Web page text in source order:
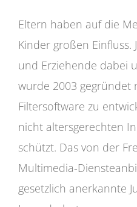
Eltern haben auf die
Kinder großen Einfluss.
und Erziehende dabei
wurde 2003 gegründet
Filtersoftware zu
nicht altersgerechten
schützt. Das von der
Multimedia-
gesetzlich anerkannte